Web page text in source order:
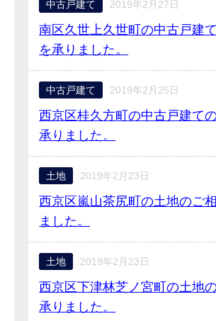
中古戸建て 2019年2月27日
南区久世上久世町の中古戸建
を承りました。
中古戸建て 2019年2月25日
西京区桂久方町の中古戸建て
承りました。
土地 2019年2月23日
西京区嵐山茶尻町の土地のご
ました。
土地 2019年2月23日
西京区下津林芝ノ宮町の土地
承りました。